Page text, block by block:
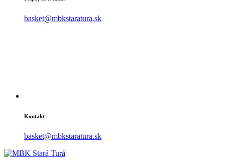
basket@mbkstaratura.sk
Kontakt
basket@mbkstaratura.sk